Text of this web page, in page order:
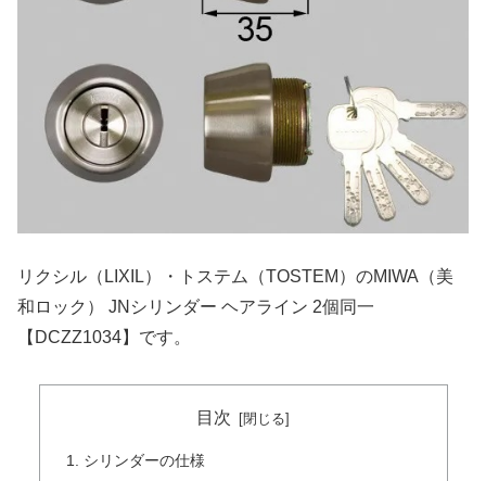
リクシル（LIXIL）・トステム（TOSTEM）のMIWA（美
和ロック） JNシリンダー ヘアライン 2個同一
【DCZZ1034】です。
目次
シリンダーの仕様